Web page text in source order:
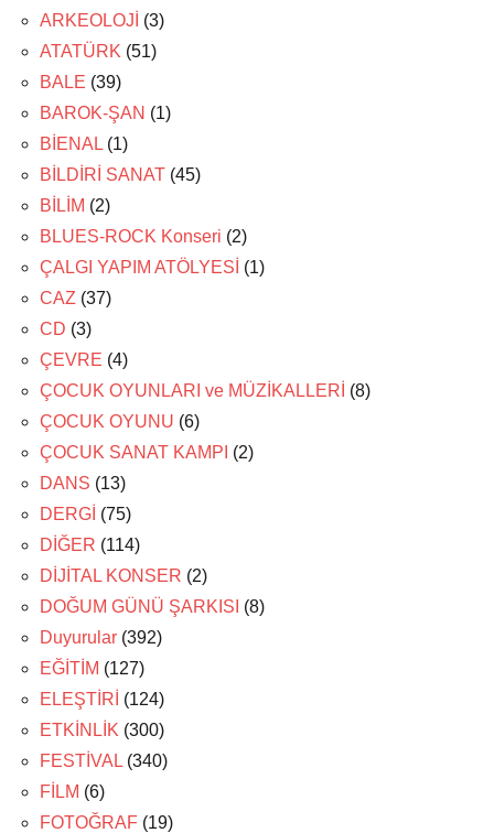
ARKEOLOJİ (3)
ATATÜRK (51)
BALE (39)
BAROK-ŞAN (1)
BİENAL (1)
BİLDİRİ SANAT (45)
BİLİM (2)
BLUES-ROCK Konseri (2)
ÇALGI YAPIM ATÖLYESİ (1)
CAZ (37)
CD (3)
ÇEVRE (4)
ÇOCUK OYUNLARI ve MÜZİKALLERİ (8)
ÇOCUK OYUNU (6)
ÇOCUK SANAT KAMPI (2)
DANS (13)
DERGİ (75)
DİĞER (114)
DİJİTAL KONSER (2)
DOĞUM GÜNÜ ŞARKISI (8)
Duyurular (392)
EĞİTİM (127)
ELEŞTİRİ (124)
ETKİNLİK (300)
FESTİVAL (340)
FİLM (6)
FOTOĞRAF (19)